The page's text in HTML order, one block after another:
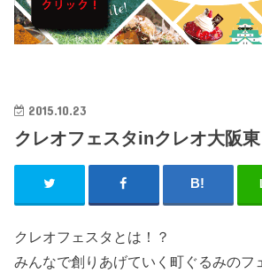
2015.10.23
クレオフェスタinクレオ大阪東
クレオフェスタとは！？
みんなで創りあげていく町ぐるみのフ